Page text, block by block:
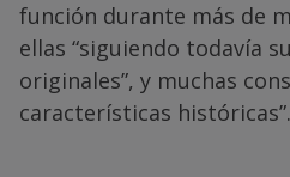
función durante más de
ellas “siguiendo todavía
originales”, y muchas
características históricas”.